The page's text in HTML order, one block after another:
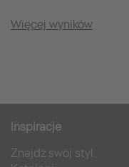
Więcej wyników
Inspiracje
Znajdź swój styl